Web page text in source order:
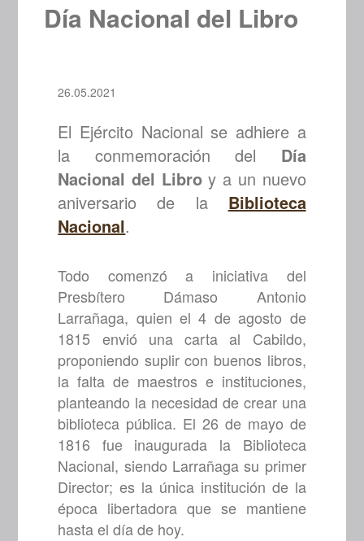
Día Nacional del Libro
26.05.2021
El Ejército Nacional se adhiere a
la conmemoración del Día
Nacional del Libroy a un nuevo
aniversario de la Biblioteca
Nacional.
Todo comenzó a iniciativa del
Presbítero Dámaso Antonio
Larrañaga, quien el 4 de agosto de
1815 envió una carta al Cabildo,
proponiendo suplir con buenos libros,
la falta de maestros e instituciones,
planteando la necesidad de crear una
biblioteca pública. El 26 de mayo de
1816 fue inaugurada la Biblioteca
Nacional, siendo Larrañaga su primer
Director; es la única institución de la
época libertadora que se mantiene
hasta el día de hoy.